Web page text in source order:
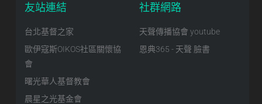
友站連結
台北基督之家
歐伊寇斯OIKOS社區關懷協
會
曙光華人基督教會
晨星之光基金會
社群網路
天聲傳播協會 youtube
恩典365 - 天聲 臉書